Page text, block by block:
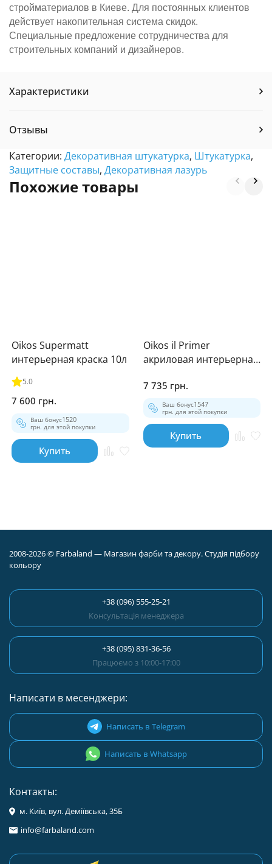
стройматериалов в Киеве. Для постоянных клиентов
действует накопительная система скидок.
Специальные предложение сотрудничества для
строительных компаний и дизайнеров.
Характеристики
Отзывы
Категории: Декоративная штукатурка, Штукатурка,
Защитные составы, Декоративная лазурь
Похожие товары
Oikos Supermatt
интерьерная краска 10л
5.0
7 600 грн.
Ваш бонус1520
грн. для этой покупки
Купить
Oikos il Primer
акриловая интерьерная
7 735 грн.
Ваш бонус1547
грн. для этой покупки
Купить
2008-2026 © Farbaland — Магазин фарби та декору. Студія підбору
кольору
+38 (096) 555-25-21
Консультація менеджера
+38 (095) 831-36-56
Працюємо з 10:00-17:00
Написати в месенджери:
Написать в Telegram
Написать в Whatsapp
Контакты:
м. Київ, вул. Деміївська, 35Б
info@farbaland.com